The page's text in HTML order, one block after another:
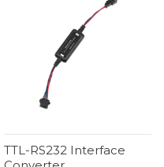
TTL-RS232 Interface